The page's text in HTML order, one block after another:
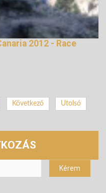
2012 - Race
Következő Utolsó